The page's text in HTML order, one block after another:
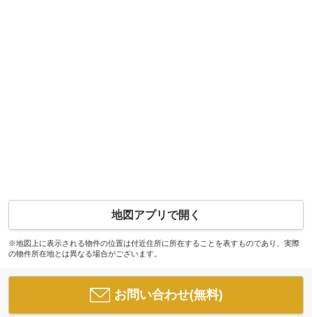
地図アプリで開く
※地図上に表示される物件の位置は付近住所に所在することを表すものであり、実際
の物件所在地とは異なる場合がございます。
お問い合わせ(無料)